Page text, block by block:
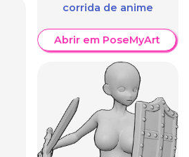
corrida de anime
Abrir em PoseMyArt